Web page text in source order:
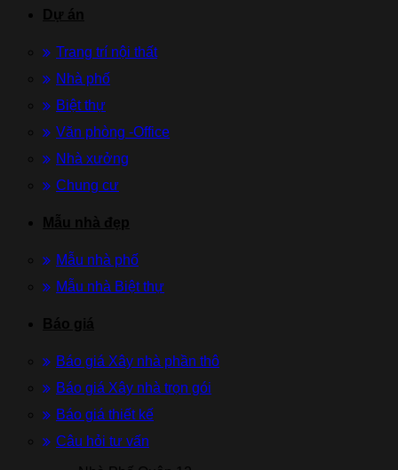
Dự án
Trang trí nội thất
Nhà phố
Biệt thự
Văn phòng -Office
Nhà xưởng
Chung cư
Mẫu nhà đẹp
Mẫu nhà phố
Mẫu nhà Biệt thự
Báo giá
Báo giá Xây nhà phần thô
Báo giá Xây nhà trọn gói
Báo giá thiết kế
Câu hỏi tư vấn